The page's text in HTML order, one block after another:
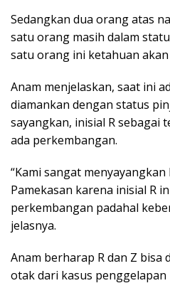
Sedangkan dua orang atas
satu orang masih dalam
satu orang ini ketahuan
Anam menjelaskan, saat ini
diamankan dengan status
sayangkan, inisial R sebagai
ada perkembangan.
“Kami sangat
Pamekasan karena inisial R
perkembangan padahal
jelasnya.
Anam berharap R dan Z bisa
otak dari kasus penggelapan